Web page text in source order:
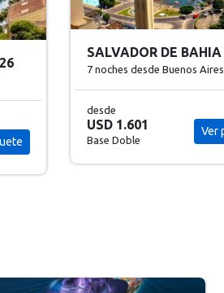
ARUBA VERANO 2027
Base Doble